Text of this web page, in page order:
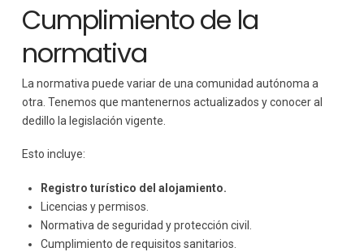
Cumplimiento de la
normativa
La normativa puede variar de una comunidad autónoma a
otra. Tenemos que mantenernos actualizados y conocer al
dedillo la legislación vigente.
Esto incluye:
Registro turístico del alojamiento.
Licencias y permisos.
Normativa de seguridad y protección civil.
Cumplimiento de requisitos sanitarios.